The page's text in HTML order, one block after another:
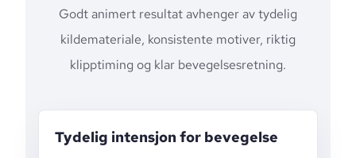
Godt animert resultat avhenger av tydelig
kildemateriale, konsistente motiver, riktig
klipptiming og klar bevegelsesretning.
Tydelig intensjon for bevegelse